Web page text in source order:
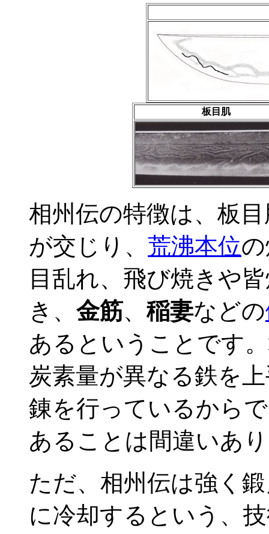
板目肌
相州伝の特徴は、板
が交じり、 荒沸本位
目乱れ、飛び焼きや
き、 金筋、 稲妻などの
あるということです
炭素量が異なる鉄を
錬を行っているから
あることは間違いあ
ただ、相州伝は強く
に冷却するという、